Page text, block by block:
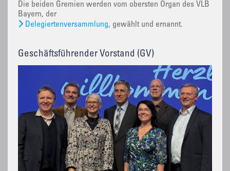
Die beiden Gremien werden vom obersten Organ des VLB
Bayern, der
Delegiertenversammlung, gewählt und ernannt.
Geschäftsführender Vorstand (GV)